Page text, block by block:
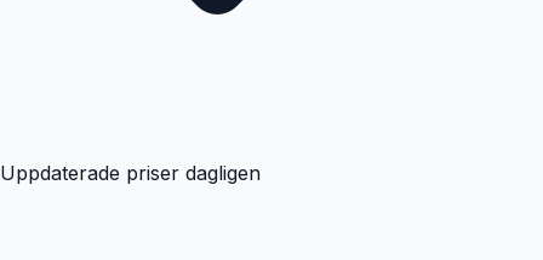
Uppdaterade priser dagligen